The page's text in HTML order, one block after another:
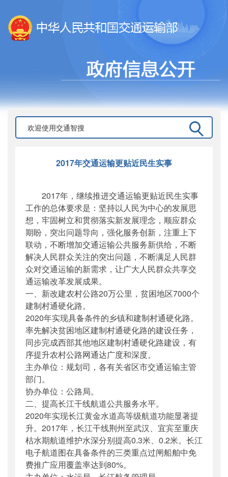
2017年交通运输更贴近民生实事
2017年，继续推进交通运输更贴近民生实事
工作的总体要求是：坚持以人民为中心的发展思
想，牢固树立和贯彻落实新发展理念，顺应群众
期盼，突出问题导向，强化服务创新，注重上下
联动，不断增加交通运输公共服务新供给，不断
解决人民群众关注的突出问题，不断满足人民群
众对交通运输的新需求，让广大人民群众共享交
通运输改革发展成果。
一、新改建农村公路20万公里，贫困地区7000个
建制村通硬化路。
2020年实现具备条件的乡镇和建制村通硬化路。
率先解决贫困地区建制村通硬化路的建设任务，
同步完成西部其他地区建制村通硬化路建设，有
序提升农村公路网通达广度和深度。
主办单位：规划司，各有关省区市交通运输主管
部门。
协办单位：公路局。
二、提高长江干线航道公共服务水平。
2020年实现长江黄金水道高等级航道功能显著提
升。2017年，长江干线荆州至武汉、宜宾至重庆
枯水期航道维护水深分别提高0.3米、0.2米。长江
电子航道图在具备条件的三类重点过闸船舶中免
费推广应用覆盖率达到80%。